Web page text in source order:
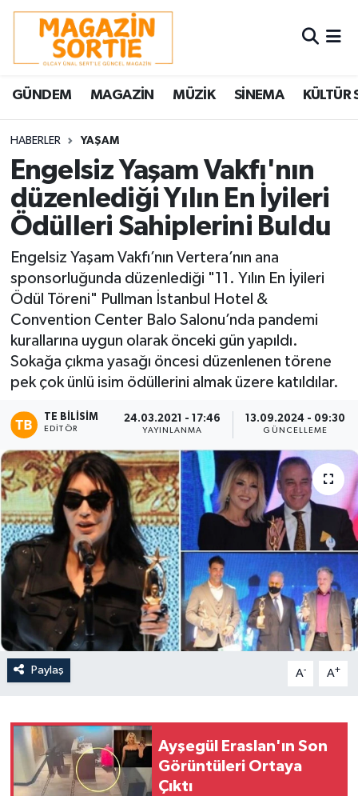
GÜNDEM MAGAZİN MÜZİK SİNEMA KÜLTÜR
HABERLER YAŞAM
Engelsiz Yaşam Vakfı'nın
düzenlediği Yılın En İyileri
Ödülleri Sahiplerini Buldu
Engelsiz Yaşam Vakfı’nın Vertera’nın ana
sponsorluğunda düzenlediği "11. Yılın En İyileri
Ödül Töreni" Pullman İstanbul Hotel &
Convention Center Balo Salonu’nda pandemi
kurallarına uygun olarak önceki gün yapıldı.
Sokağa çıkma yasağı öncesi düzenlenen törene
pek çok ünlü isim ödüllerini almak üzere katıldılar.
TE BILISIM
EDITÖR
24.03.2021 - 17:46
YAYINLANMA
13.09.2024 - 09:30
GÜNCELLEME
Paylaş A- A+
Ayşegül Eraslan'ın Son
Görüntüleri Ortaya
Çıktı
Nöbetçi Eczaneler
Hava Durumu
Trafik Durumu
Süper Lig Puan Durumu ve Fikstür
Tüm Manşetler
Son Dakika Haberleri
Haber Arşivi